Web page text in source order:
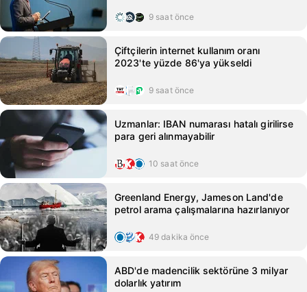
9 saat önce
Çiftçilerin internet kullanım oranı
2023'te yüzde 86'ya yükseldi
9 saat önce
Uzmanlar: IBAN numarası hatalı girilirse
para geri alınmayabilir
10 saat önce
Greenland Energy, Jameson Land'de
petrol arama çalışmalarına hazırlanıyor
49 dakika önce
ABD'de madencilik sektörüne 3 milyar
dolarlık yatırım